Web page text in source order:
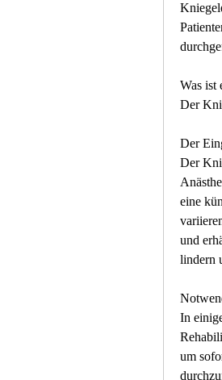
Was ist
Der
Der
Der
eine
und
lindern
In
um